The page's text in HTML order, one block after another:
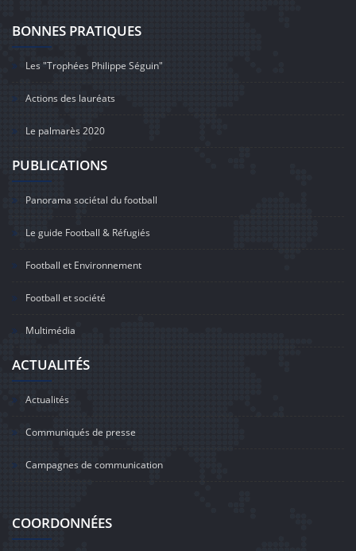
BONNES PRATIQUES
Les "Trophées Philippe Séguin"
Actions des lauréats
Le palmarès 2020
PUBLICATIONS
Panorama sociétal du football
Le guide Football & Réfugiés
Football et Environnement
Football et société
Multimédia
ACTUALITÉS
Actualités
Communiqués de presse
Campagnes de communication
COORDONNÉES